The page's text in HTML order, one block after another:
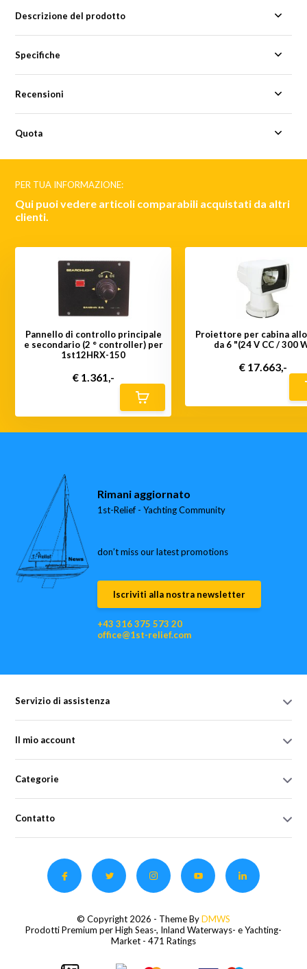
Descrizione del prodotto
Specifiche
Recensioni
Quota
PER TUA INFORMAZIONE:
Qui puoi vedere articoli comparabili acquistati da altri
clienti.
Pannello di controllo principale
e secondario (2 ° controller) per
1st12HRX-150
€ 1.361,-
Proiettore per cabina
da 6 "(24 V CC / 300
€ 17.663,-
Rimani aggiornato
1st-Relief - Yachting Community
don’t miss our latest promotions
Iscriviti alla nostra newsletter
+43 316 375 573 20
office@1st-relief.com
Servizio di assistenza
Il mio account
Categorie
Contatto
© Copyright 2026 - Theme ByDMWS
Prodotti Premium per High Seas-, Inland Waterways- e Yachting-
Market - 471 Ratings